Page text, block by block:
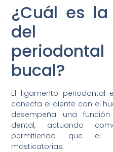
¿Cuál es
del
bucal?
El ligamento periodontal
conecta el diente con el
desempeña una
dental, actuando
permitiendo que el
masticatorias.